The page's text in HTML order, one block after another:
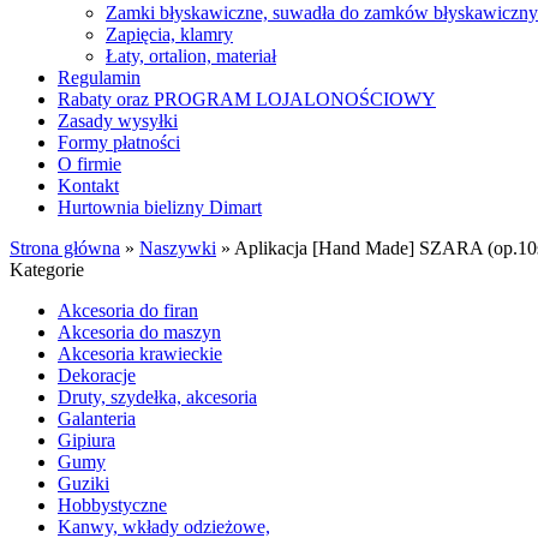
Zamki błyskawiczne, suwadła do zamków
Zapięcia, klamry
Łaty, ortalion, materiał
Regulamin
Rabaty oraz PROGRAM LOJALONOŚCIOWY
Zasady wysyłki
Formy płatności
O firmie
Kontakt
Hurtownia bielizny Dimart
Strona główna » Naszywki » Aplikacja [Hand Made] SZARA
Kategorie
Akcesoria do firan
Akcesoria do maszyn
Akcesoria krawieckie
Dekoracje
Druty, szydełka, akcesoria
Galanteria
Gipiura
Gumy
Guziki
Hobbystyczne
Kanwy, wkłady odzieżowe,